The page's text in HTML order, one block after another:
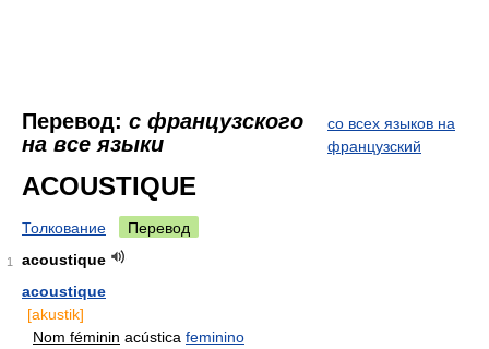
Перевод: с французского
на все языки
со всех языков на
французский
ACOUSTIQUE
Толкование Перевод
1
acoustique
acoustique
[akustik]
Nom féminin acústica feminino